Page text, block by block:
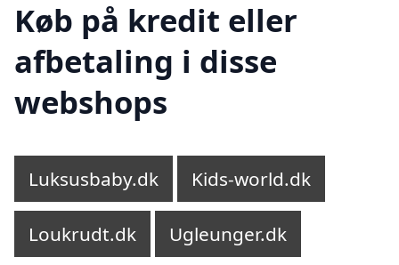
Køb på kredit eller
afbetaling i disse
webshops
Luksusbaby.dk Kids-world.dk
Loukrudt.dk Ugleunger.dk